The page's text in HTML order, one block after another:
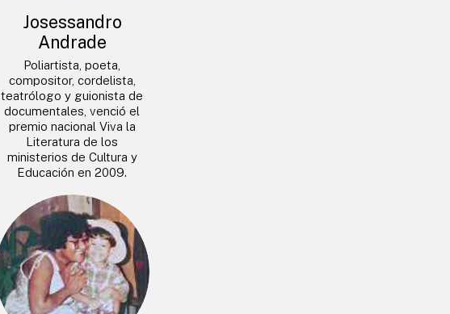
Josessandro
Andrade
Poliartista, poeta,
compositor, cordelista,
teatrólogo y guionista de
documentales, venció el
premio nacional Viva la
Literatura de los
ministerios de Cultura y
Educación en 2009.